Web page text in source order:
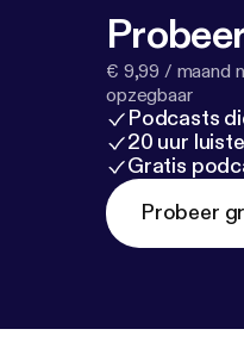
Historische
muziek is
€ 9,99 / maand
opzegbaar
Podcasts
20 uur
Gratis
Probeer